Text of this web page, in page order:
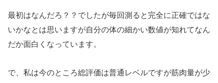
最初はなんだろ？？でしたが毎回測ると完全に正確ではな
いかなとは思いますが自分の体の細かい数値が知れてなん
だか面白くなっています。
で、私は今のところ総評価は普通レベルですが筋肉量が少